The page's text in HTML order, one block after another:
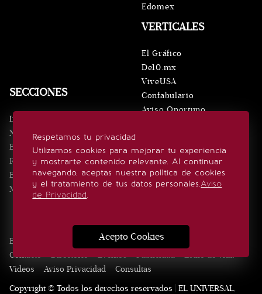
Respetamos tu privacidad
Utilizamos cookies para mejorar tu experiencia
y mostrarte contenido relevante. Al continuar
navegando, aceptas nuestra política de cookies
y el tratamiento de tus datos personales.Aviso
de Privacidad.
Acepto Cookies
SECCIONES
Inicio
Noticias
Eventos
Realeza
Estilo de vida
Minuto x Minuto
VERTICALES
El Gráfico
De10.mx
ViveUSA
Confabulario
Aviso Oportuno
Edomex
SÍGUENOS
Edición Impresa Noticias Quiénes somos
Contacto
Directorio Eventos Publicidad
Estilo de vida
Videos
Aviso Privacidad
Consultas
Copyright © Todos los derechos reservados | EL UNIVERSAL,